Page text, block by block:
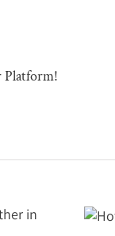
Platform!